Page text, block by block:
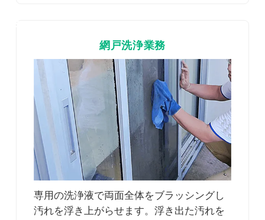
網戸洗浄業務
専用の洗浄液で両面全体をブラッシングし
汚れを浮き上がらせます。浮き出た汚れを